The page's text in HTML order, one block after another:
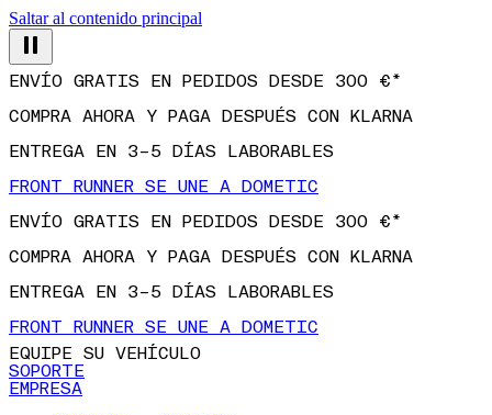
Saltar al contenido principal
COMPRA AHORA Y PAGA DESPUÉS CON KLARNA
ENTREGA EN 3–5 DÍAS LABORABLES
FRONT RUNNER SE UNE A DOMETIC
ENVÍO GRATIS EN PEDIDOS DESDE 300 €*
COMPRA AHORA Y PAGA DESPUÉS CON KLARNA
ENTREGA EN 3–5 DÍAS LABORABLES
FRONT RUNNER SE UNE A DOMETIC
EQUIPE SU VEHÍCULO
SOPORTE
EMPRESA